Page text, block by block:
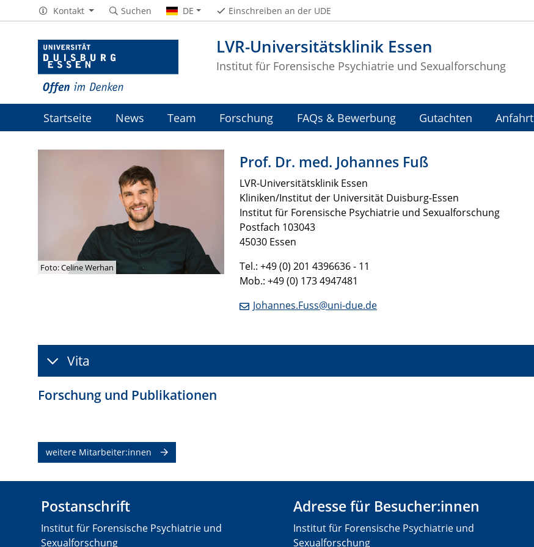
LVR-Universitätsklinik Essen
Institut für Forensische Psychiatrie und Sexualforschung
Kontakt Suchen DE Einschreiben an der UDE
Startseite News Team Forschung FAQs & Bewerbung Gutachten Anfahrt
Foto: Celine Werhan
Prof. Dr. med. Johannes Fuß
LVR-Universitätsklinik Essen
Kliniken/Institut der Universität Duisburg-Essen
Institut für Forensische Psychiatrie und Sexualforschung
Postfach 103043
45030 Essen
Tel.: +49 (0) 201 4396636 - 11
Mob.: +49 (0) 173 4947481
Johannes.Fuss@uni-due.de
Vita
Forschung und Publikationen
weitere Mitarbeiter:innen
Postanschrift
Institut für Forensische Psychiatrie und
Sexualforschung
Adresse für Besucher:innen
Institut für Forensische Psychiatrie und
Sexualforschung